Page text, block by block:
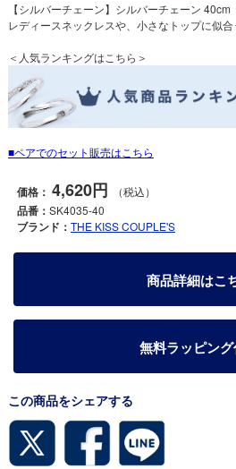
【シルバーチェーン】シルバーチェーン 40cm
レディースネックレスや、小さなトップに似合
＜人気ランキングはこちら＞
ペアでのセット販売はこちら
価格： 4,620円 （税込）
品番： SK4035-40
ブランド： THE KISS COUPLE'S
商品詳細はこ
無料ラッピング
この商品をシェアする